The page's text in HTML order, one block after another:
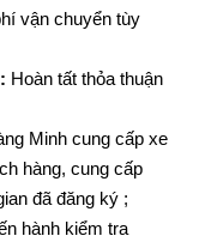
vận chuyển tùy
Hoàn tất thỏa thuận
Minh cung cấp xe
hàng, cung cấp
đã đăng ký ;
hành kiểm tra